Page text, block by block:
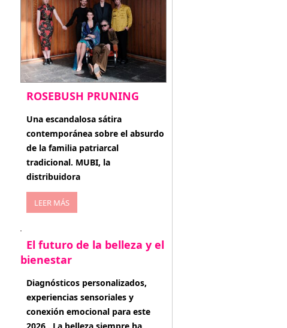
ROSEBUSH PRUNING
enero 20, 2026
Una escandalosa sátira
contemporánea sobre el absurdo
de la familia patriarcal
tradicional. MUBI, la
distribuidora
LEER MÁS
El futuro de la belleza y el
bienestar
enero 15, 2026
Diagnósticos personalizados,
experiencias sensoriales y
conexión emocional para este